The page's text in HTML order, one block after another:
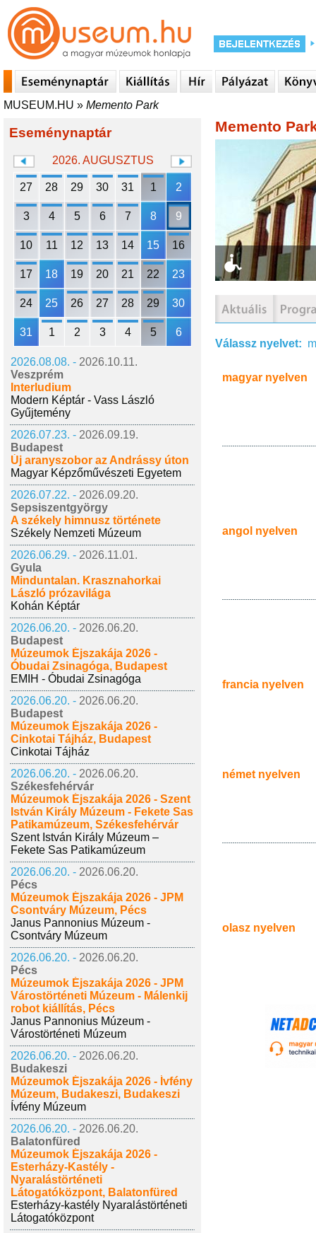
MUSEUM.HU » Memento Park
Eseménynaptár
2026. AUGUSZTUS
27 28 29 30 31 1 2
3 4 5 6 7 8 9
10 11 12 13 14 15 16
17 18 19 20 21 22 23
24 25 26 27 28 29 30
31 1 2 3 4 5 6
2026.08.08. - 2026.10.11.
Veszprém
Interludium
Modern Képtár - Vass László
Gyűjtemény
2026.07.23. - 2026.09.19.
Budapest
Új aranyszobor az Andrássy úton
Magyar Képzőművészeti Egyetem
2026.07.22. - 2026.09.20.
Sepsiszentgyörgy
A székely himnusz története
Székely Nemzeti Múzeum
2026.06.29. - 2026.11.01.
Gyula
Minduntalan. Krasznahorkai
László prózavilága
Kohán Képtár
2026.06.20. - 2026.06.20.
Budapest
Múzeumok Éjszakája 2026 -
Óbudai Zsinagóga, Budapest
EMIH - Óbudai Zsinagóga
2026.06.20. - 2026.06.20.
Budapest
Múzeumok Éjszakája 2026 -
Cinkotai Tájház, Budapest
Cinkotai Tájház
2026.06.20. - 2026.06.20.
Székesfehérvár
Múzeumok Éjszakája 2026 - Szent
István Király Múzeum - Fekete Sas
Patikamúzeum, Székesfehérvár
Szent István Király Múzeum –
Fekete Sas Patikamúzeum
2026.06.20. - 2026.06.20.
Pécs
Múzeumok Éjszakája 2026 - JPM
Csontváry Múzeum, Pécs
Janus Pannonius Múzeum -
Csontváry Múzeum
2026.06.20. - 2026.06.20.
Pécs
Múzeumok Éjszakája 2026 - JPM
Várostörténeti Múzeum - Málenkij
robot kiállítás, Pécs
Janus Pannonius Múzeum -
Várostörténeti Múzeum
2026.06.20. - 2026.06.20.
Budakeszi
Múzeumok Éjszakája 2026 - Ívfény
Múzeum, Budakeszi, Budakeszi
Ívfény Múzeum
2026.06.20. - 2026.06.20.
Balatonfüred
Múzeumok Éjszakája 2026 -
Esterházy-Kastély -
Nyaralástörténeti
Látogatóközpont, Balatonfüred
Esterházy-kastély Nyaralástörténeti
Látogatóközpont
Memento
Válassz nyelvet:
magyar nyelven
angol nyelven
francia nyelven
német nyelven
olasz nyelven